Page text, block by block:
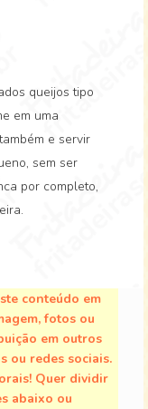
queijos tipo
em uma
e servir
sem ser
por completo,
conteúdo em
fotos ou
em outros
ou redes sociais.
Quer dividir
abaixo ou